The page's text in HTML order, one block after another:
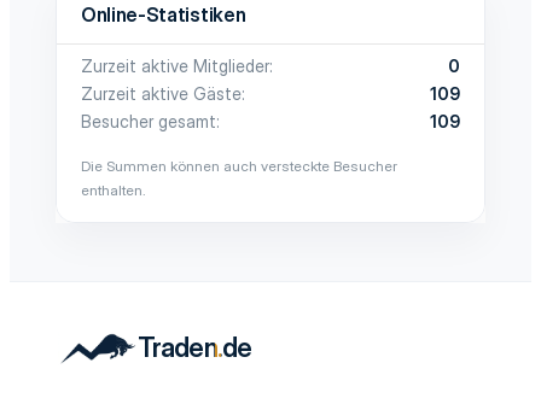
Online-Statistiken
Zurzeit aktive Mitglieder
0
Zurzeit aktive Gäste
109
Besucher gesamt
109
Die Summen können auch versteckte Besucher
enthalten.